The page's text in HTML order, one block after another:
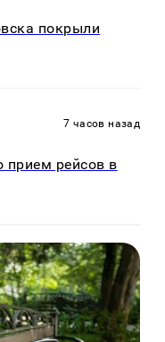
покрыли
7 часов назад
прием рейсов в